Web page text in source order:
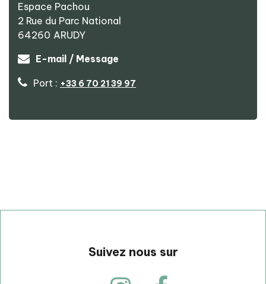
Espace Pachou
2 Rue du Parc National
64260 ARUDY
E-mail / Message
Port : +33 6 70 21 39 97
Cré'Arth
−
Suivez nous sur